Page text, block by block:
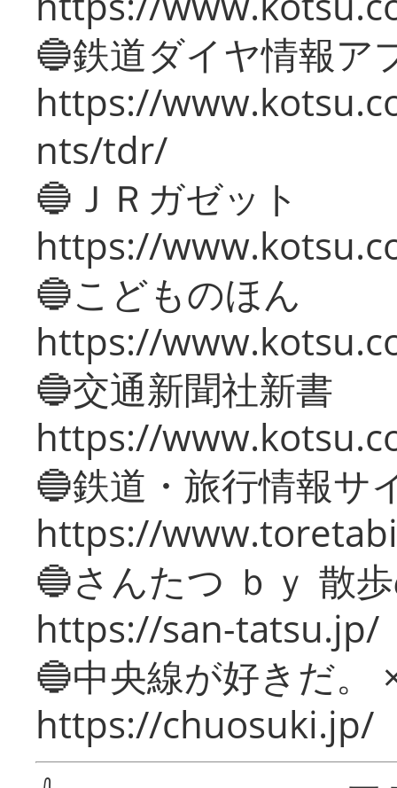
🔵鉄道ダイヤ情報ア
https://
nts/tdr/
🔵ＪＲガゼット
https://
🔵こどものほん
https://
🔵交通新聞社新書
https://
🔵鉄道・旅行情報サ
https://
🔵さんたつ ｂｙ 散
https://san-tatsu.jp/
🔵中央線が好きだ。
https://chuosuki.jp/